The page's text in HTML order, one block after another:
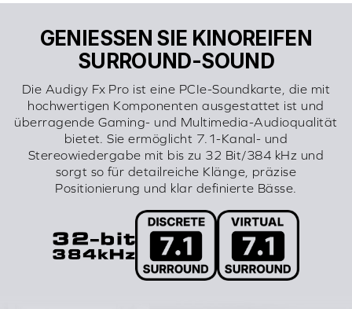
GENIESSEN SIE KINOREIFEN
SURROUND-SOUND
Die Audigy Fx Pro ist eine PCIe-Soundkarte, die mit
hochwertigen Komponenten ausgestattet ist und
überragende Gaming- und Multimedia-Audioqualität
bietet. Sie ermöglicht 7.1-Kanal- und
Stereowiedergabe mit bis zu 32 Bit/384 kHz und
sorgt so für detailreiche Klänge, präzise
Positionierung und klar definierte Bässe.